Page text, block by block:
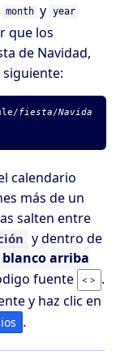
month y year
que los
de Navidad,
fiesta/Navida
calendario
más de un
salten entre
y dentro de
arriba
fuente < > .
y haz clic en
.